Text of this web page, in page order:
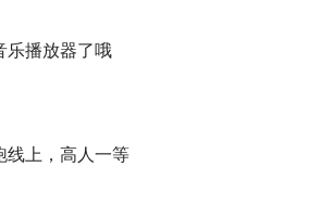
乐播放器了哦
线上，高人一等